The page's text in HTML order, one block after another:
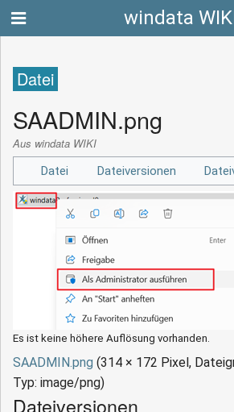
windata
Datei
SAADMIN.png
Aus windata WIKI
Datei Dateiversionen
Es ist keine höhere Auflösung vorhanden.
SAADMIN.png (314 × 172 Pixel,
Typ: image/png)
Dateiversionen